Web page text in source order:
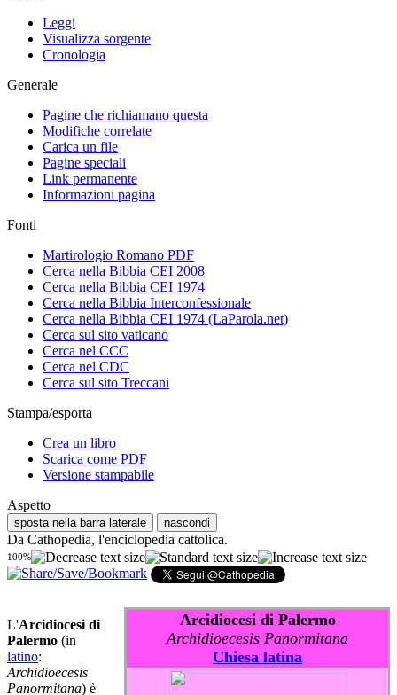
Leggi
Visualizza sorgente
Cronologia
Generale
Pagine che richiamano questa
Modifiche correlate
Carica un file
Pagine speciali
Link permanente
Informazioni pagina
Fonti
Martirologio Romano PDF
Cerca nella Bibbia CEI 2008
Cerca nella Bibbia CEI 1974
Cerca nella Bibbia Interconfessionale
Cerca nella Bibbia CEI 1974 (LaParola.net)
Cerca sul sito vaticano
Cerca nel CCC
Cerca nel CDC
Cerca sul sito Treccani
Stampa/esporta
Crea un libro
Scarica come PDF
Versione stampabile
Aspetto
sposta nella barra laterale nascondi
Da Cathopedia, l'enciclopedia cattolica.
100%
Arcidiocesi di Palermo
Archidioecesis Panormitana
Chiesa latina
L'Arcidiocesi di
Palermo (in
latino:
Archidioecesis
Panormitana) è